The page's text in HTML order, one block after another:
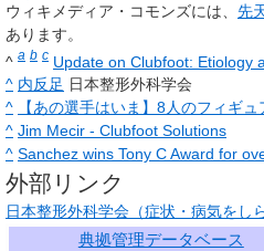
ウィキメディア・コモンズには、 先
あります。
^ a b c Update on Clubfoot: Etiology
^ 内反足 日本整形外科学会
^
【あの選手はいま】8人のフィギ
^ Jim Mecir - Clubfoot Solutions
^ Sanchez wins Tony C Award for
外部リンク
日本整形外科学会（症状・病気をし
典拠管理データベース